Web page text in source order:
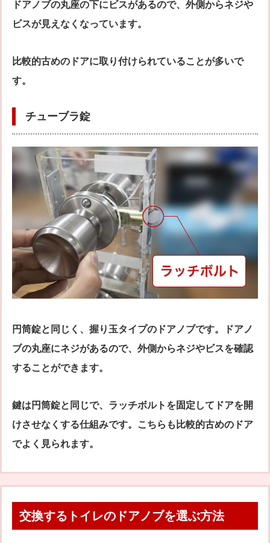
ドアノブの丸座の下にビスがあるので、外側からネジや
ビスが見えなくなっています。
比較的古めのドアに取り付けられていることが多いで
す。
チューブラ錠
円筒錠と同じく、握り玉タイプのドアノブです。ドアノ
ブの丸座にネジがあるので、外側からネジやビスを確認
することができます。
鍵は円筒錠と同じで、ラッチボルトを固定してドアを開
けさせなくする仕組みです。こちらも比較的古めのドア
でよく見られます。
交換するトイレのドアノブを選ぶ方法